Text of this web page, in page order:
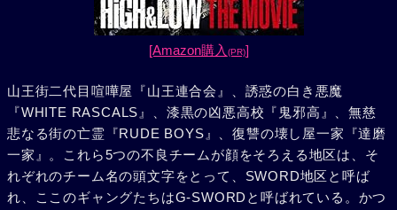
[Amazon購入 (PR)]
山王街二代目喧嘩屋『山王連合会』、誘惑の白き悪魔
『WHITE RASCALS』、漆黒の凶悪高校『鬼邪高』、無慈
悲なる街の亡霊『RUDE BOYS』、復讐の壊し屋一家『達磨
一家』。これら5つの不良チームが顔をそろえる地区は、そ
れぞれのチーム名の頭文字をとって、SWORD地区と呼ば
れ、ここのギャングたちはG-SWORDと呼ばれている。かつ